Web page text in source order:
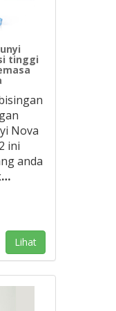
tinggi
Nova
ini
anda
…
Lihat